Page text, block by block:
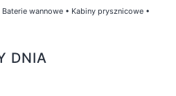
Baterie wannowe • Kabiny prysznicowe •
DNIA